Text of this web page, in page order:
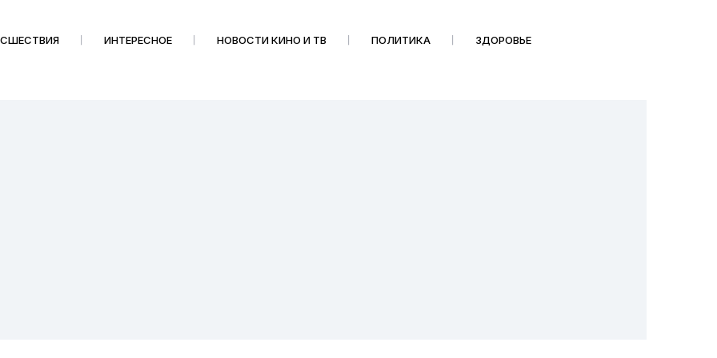
ИНТЕРЕСНОЕ НОВОСТИ КИНО И ТВ ПОЛИТИКА ЗДОРОВЬЕ